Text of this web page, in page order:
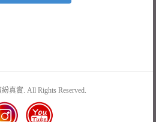
真實. All Rights Reserved.